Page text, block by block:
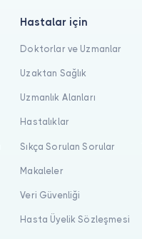
Hastalar için
Doktorlar ve Uzmanlar
Uzaktan Sağlık
Uzmanlık Alanları
Hastalıklar
Sıkça Sorulan Sorular
Makaleler
Veri Güvenliği
Hasta Üyelik Sözleşmesi